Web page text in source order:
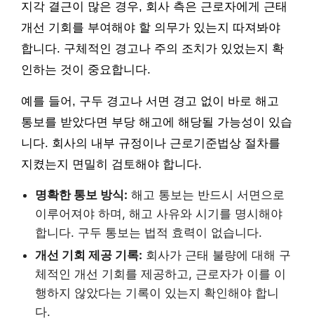
지각 결근이 많은 경우, 회사 측은 근로자에게 근태
개선 기회를 부여해야 할 의무가 있는지 따져봐야
합니다. 구체적인 경고나 주의 조치가 있었는지 확
인하는 것이 중요합니다.
예를 들어, 구두 경고나 서면 경고 없이 바로 해고
통보를 받았다면 부당 해고에 해당될 가능성이 있습
니다. 회사의 내부 규정이나 근로기준법상 절차를
지켰는지 면밀히 검토해야 합니다.
명확한 통보 방식: 해고 통보는 반드시 서면으로
이루어져야 하며, 해고 사유와 시기를 명시해야
합니다. 구두 통보는 법적 효력이 없습니다.
개선 기회 제공 기록: 회사가 근태 불량에 대해 구
체적인 개선 기회를 제공하고, 근로자가 이를 이
행하지 않았다는 기록이 있는지 확인해야 합니
다.